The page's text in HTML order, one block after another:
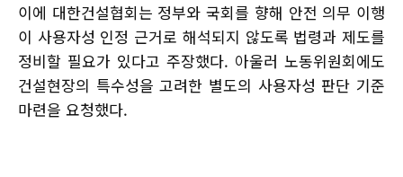
이에 대한건설협회는 정부와 국회를 향해 안전 의무 이행
이 사용자성 인정 근거로 해석되지 않도록 법령과 제도를
정비할 필요가 있다고 주장했다. 아울러 노동위원회에도
건설현장의 특수성을 고려한 별도의 사용자성 판단 기준
마련을 요청했다.